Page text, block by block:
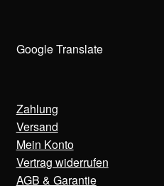
Google Translate
Zahlung
Versand
Mein Konto
Vertrag widerrufen
AGB & Garantie